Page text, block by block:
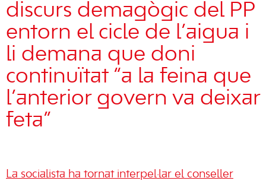
discurs demagògic del PP
entorn el cicle de l’aigua i
li demana que doni
continuïtat “a la feina que
l’anterior govern va deixar
feta”
La socialista ha tornat interpel·lar el conseller